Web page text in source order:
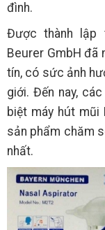
đình.
Được thành lập
Beurer GmbH đã
tín, có sức ảnh
giới. Đến nay,
biệt máy hút mũi
sản phẩm chăm
nhất.